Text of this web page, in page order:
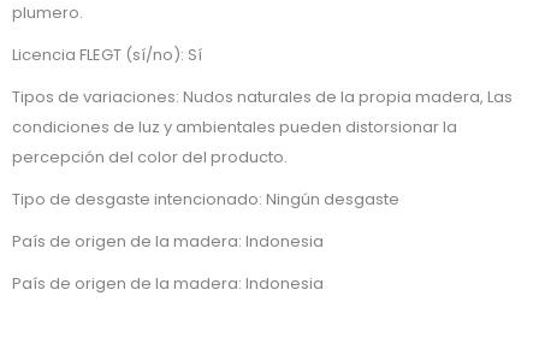
plumero.
Licencia FLEGT (sí/no): Sí
Tipos de variaciones: Nudos naturales de la propia madera, Las
condiciones de luz y ambientales pueden distorsionar la
percepción del color del producto.
Tipo de desgaste intencionado: Ningún desgaste
País de origen de la madera: Indonesia
País de origen de la madera: Indonesia